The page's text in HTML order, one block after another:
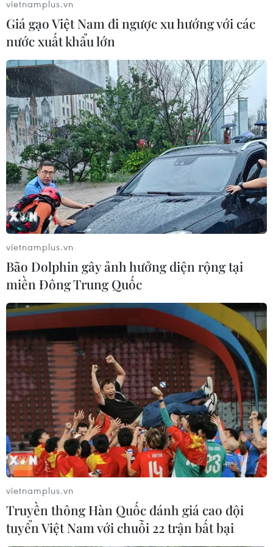
Visa lần đầu tiên tổ chức cuộc thi toàn cầu
dành cho nữ doanh nhân
14/03/2019 08:34
Cuộc thi kêu gọi nữ doanh nhân từ khắp mọi nơi trên
thế giới kiến tạo các giải pháp cho những thách thức xã
hội và của ngành Fintech, để có cơ hội giành giải
thưởng lên đến 100.000 USD.
Thủ tướng Nguyễn Xuân Phúc tiếp Tổng
Giám đốc điều hành Tập đoàn VISA
25/03/2019 11:38
Thủ tướng mong muốn VISA hỗ trợ phát triển; bảo đảm
an ninh trong thanh toán điện tử ở Việt Nam, Chính phủ
Việt Nam hoàn toàn ủng hộ sự hợp tác của VISA với các
đối tác Việt Nam vì lợi ích các bên.
vietnamplus.vn
Giá gạo Việt Nam đi ngược xu hướng với các
nước xuất khẩu lớn
vietnamplus.vn
Bão Dolphin gây ảnh hưởng diện rộng tại
miền Đông Trung Quốc
vietnamplus.vn
Truyền thông Hàn Quốc đánh giá cao đội
tuyển Việt Nam với chuỗi 22 trận bất bại